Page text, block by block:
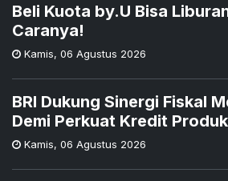
Beli Kuota by.U Bisa
Caranya!
Kamis, 06 Agustus 2026
BRI Dukung Sinergi Fiskal
Demi Perkuat Kredit
Kamis, 06 Agustus 2026